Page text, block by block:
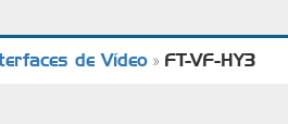
de Vídeo » FT-VF-HY3